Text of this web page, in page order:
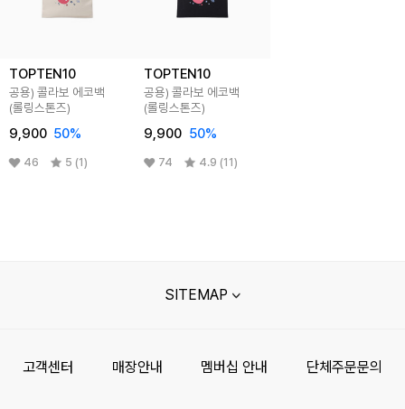
TOPTEN10
공용) 콜라보 에코백
(롤링스톤즈)
9,900 50%
46 5 (1)
TOPTEN10
공용) 콜라보 에코백
(롤링스톤즈)
9,900 50%
74 4.9 (11)
SITEMAP
고객센터 매장안내 멤버십 안내 단체주문문의